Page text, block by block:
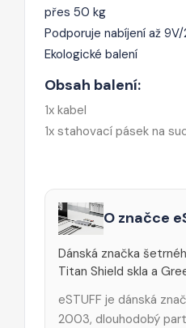
přes 50 kg
Podporuje nabíjení až
Ekologické balení
Obsah balení:
1x kabel
1x stahovací pásek na
O značce
Dánská značka
Titan Shield skla a
eSTUFF je dánská
2003, dlouhodobý